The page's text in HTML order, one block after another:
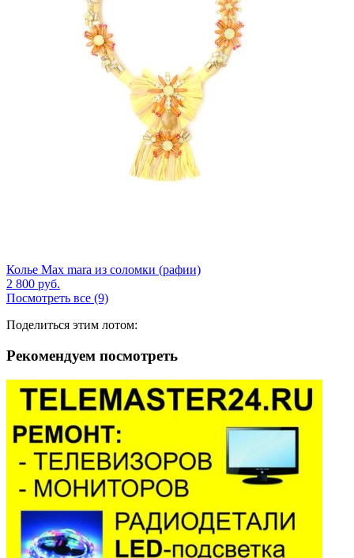
Колье Max mara из соломки (рафии)
2 800 руб.
Посмотреть все (9)
Поделиться этим лотом:
Рекомендуем посмотреть